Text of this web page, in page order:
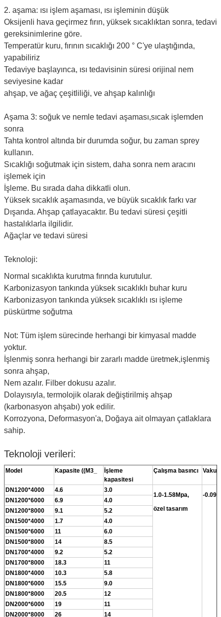
2. aşama: ısı işlem aşaması, ısı işleminin düşük
Oksijenli hava geçirmez fırın, yüksek sıcaklıktan sonra, tedavi
gereksinimlerine göre.
Temperatür kuru, fırının sıcaklığı 200 ° C'ye ulaştığında,
yapabiliriz
Tedaviye başlayınca, ısı tedavisinin süresi orijinal nem
seviyesine kadar
ahşap, ve ağaç çeşitliliği, ve ahşap kalınlığı
Aşama 3: soğuk ve nemle tedavi aşaması,sıcak işlemden
sonra
Tahta kontrol altında bir durumda soğur, bu zaman sprey
kullanın.
Sıcaklığı soğutmak için sistem, daha sonra nem aracını
işlemek için
İşleme. Bu sırada daha dikkatli olun.
Yüksek sıcaklık aşamasında, ve büyük sıcaklık farkı var
Dışarıda. Ahşap çatlayacaktır. Bu tedavi süresi çeşitli
hastalıklarla ilgilidir.
Ağaçlar ve tedavi süresi
Teknoloji:
Normal sıcaklıkta kurutma fırında kurutulur.
Karbonizasyon tankında yüksek sıcaklıklı buhar kuru
Karbonizasyon tankında yüksek sıcaklıklı ısı işleme
püskürtme soğutma
Not: Tüm işlem sürecinde herhangi bir kimyasal madde
yoktur.
İşlenmiş sonra herhangi bir zararlı madde üretmek,işlenmiş
sonra ahşap,
Nem azalır. Filber dokusu azalır.
Dolayısıyla, termolojik olarak değiştirilmiş ahşap
(karbonasyon ahşabı) yok edilir.
Korrozyona, Deformasyon'a, Doğaya ait olmayan çatlaklara
sahip.
Teknoloji verileri:
Model Kapasite ((M3_
İşleme
kapasitesi
Çalışma basıncı
DN1200*4000 4.6 3.0
1.0-1.58Mpa,
özel tasarım
-
DN1200*6000 6.9
4.0
DN1200*8000
9.1
5.2
DN1500*4000
1.7
4.0
DN1500*6000
11
6.0
DN1500*8000
14
8.5
DN1700*4000
9.2
5.2
DN1700*8000
18.3
11
DN1800*4000
10.3
5.8
DN1800*6000
15.5
9.0
DN1800*8000
20.5
12
DN2000*6000
19
11
DN2000*8000
26
14